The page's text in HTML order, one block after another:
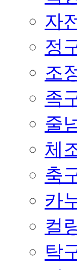
자
정
조
족
줄
체
축
카
컬
탁